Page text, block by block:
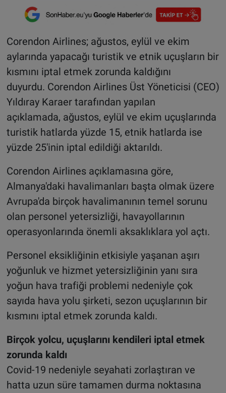
Corendon Airlines; ağustos, eylül ve ekim
aylarında yapacağı turistik ve etnik uçuşların bir
kısmını iptal etmek zorunda kaldığını
duyurdu. Corendon Airlines Üst Yöneticisi (CEO)
Yıldıray Karaer tarafından yapılan
açıklamada, ağustos, eylül ve ekim uçuşlarında
turistik hatlarda yüzde 15, etnik hatlarda ise
yüzde 25'inin iptal edildiği aktarıldı.
Corendon Airlines açıklamasına göre,
Almanya'daki havalimanları başta olmak üzere
Avrupa'da birçok havalimanının temel sorunu
olan personel yetersizliği, havayollarının
operasyonlarında önemli aksaklıklara yol açtı.
Personel eksikliğinin etkisiyle yaşanan aşırı
yoğunluk ve hizmet yetersizliğinin yanı sıra
yoğun hava trafiği problemi nedeniyle çok
sayıda hava yolu şirketi, sezon uçuşlarının bir
kısmını iptal etmek zorunda kaldı.
Birçok yolcu, uçuşlarını kendileri iptal etmek
zorunda kaldı
Covid-19 nedeniyle seyahati zorlaştıran ve
hatta uzun süre tamamen durma noktasına